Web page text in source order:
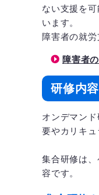
ない支援を
います。
障害者の就
障害者
研修内容
オンデマン
要やカリキュ
集合研修は
容です。